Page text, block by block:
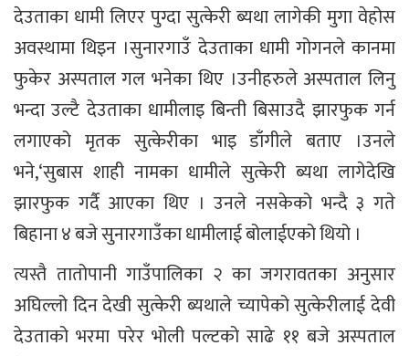
देउताका धामी लिएर पुग्दा सुत्केरी ब्यथा लागेकी मुगा वेहोस
अवस्थामा थिइन ।सुनारगाउँ देउताका धामी गोगनले कानमा
फुकेर अस्पताल गल भनेका थिए ।उनीहरुले अस्पताल लिनु
भन्दा उल्टै देउताका धामीलाइ बिन्ती बिसाउदै झारफुक गर्न
लगाएको मृतक सुत्केरीका भाइ डाँगीले बताए ।उनले
भने,‘सुबास शाही नामका धामीले सुत्केरी ब्यथा लागेदेखि
झारफुक गर्दै आएका थिए । उनले नसकेको भन्दै ३ गते
बिहाना ४ बजे सुनारगाउँका धामीलाई बोलाईएको थियो ।
त्यस्तै तातोपानी गाउँपालिका २ का जगरावतका अनुसार
अघिल्लो दिन देखी सुत्केरी ब्यथाले च्यापेको सुत्केरीलाई देवी
देउताको भरमा परेर भोली पल्टको साढे ११ बजे अस्पताल